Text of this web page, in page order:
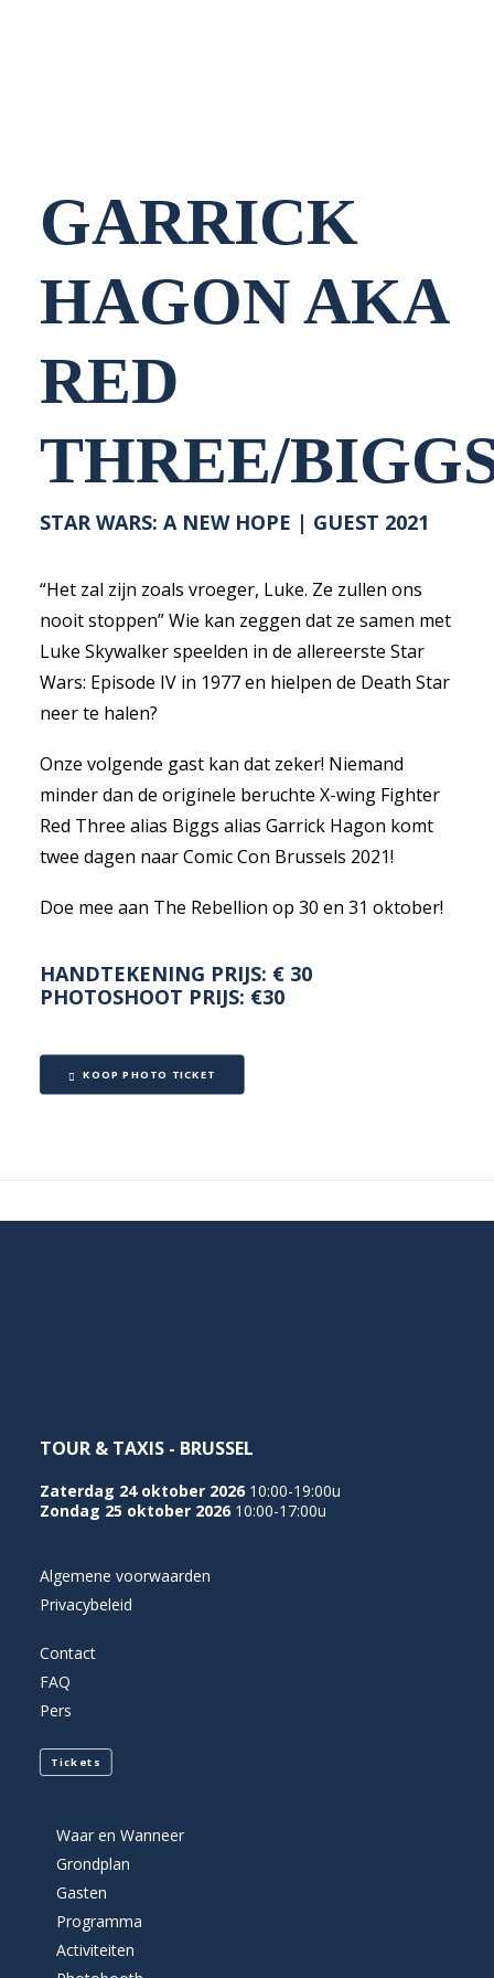
GARRICK
HAGON AKA
RED
THREE/
STAR WARS: A NEW HOPE | GUEST 2021
“Het zal zijn zoals vroeger, Luke. Ze zullen ons
nooit stoppen” Wie kan zeggen dat ze samen met
Luke Skywalker speelden in de allereerste Star
Wars: Episode IV in 1977 en hielpen de Death Star
neer te halen?
Onze volgende gast kan dat zeker! Niemand
minder dan de originele beruchte X-wing Fighter
Red Three alias Biggs alias Garrick Hagon komt
twee dagen naar Comic Con Brussels 2021!
Doe mee aan The Rebellion op 30 en 31 oktober!
HANDTEKENING PRIJS: € 30
PHOTOSHOOT PRIJS: €30
KOOP PHOTO TICKET
TOUR & TAXIS - BRUSSEL
Zaterdag 24 oktober 2026 10:00-19:00u
Zondag 25 oktober 2026 10:00-17:00u
Algemene voorwaarden
Privacybeleid
Contact
FAQ
Pers
Tickets
Waar en Wanneer
Grondplan
Gasten
Programma
Activiteiten